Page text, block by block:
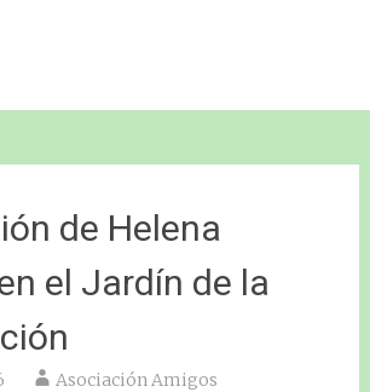
de Helena
el Jardín de la
Asociación Amigos